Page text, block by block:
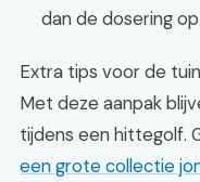
dan de dosering
Extra tips voor de
Met deze aanpak
tijdens een hittegolf.
een grote collectie